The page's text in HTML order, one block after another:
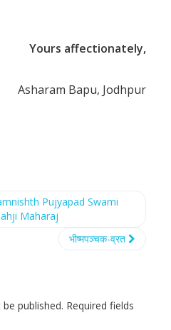
Yours affectionately,
Asharam Bapu, Jodhpur
Pujyapad Swami
Maharaj
भीष्मपञ्चक-व्रत
published. Required fields